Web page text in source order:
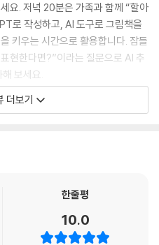
요. 저녁 20분은 가족과 함께 “할아
로 작성하고, AI 도구로 그림책을
키우는 시간으로 활용합니다. 잠들
현한다면?”이라는 질문으로 AI 추
보세요.
소리가 담긴 이야기, 아빠와 함께
배움이야”라며 포옹해 주세요. 눈
의 여정에서 아이와 함께 등불을
더보기
한줄평
10.0